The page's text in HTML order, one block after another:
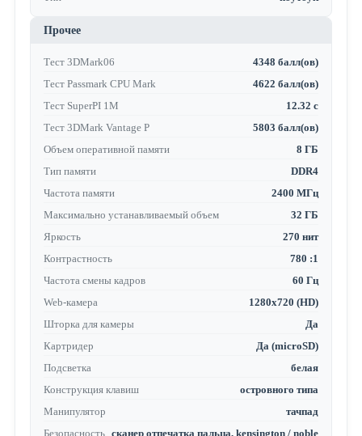
Прочее
Тест 3DMark06
4348 балл(ов)
Тест Passmark CPU Mark
4622 балл(ов)
Тест SuperPI 1M
12.32 с
Тест 3DMark Vantage P
5803 балл(ов)
Объем оперативной памяти
8 ГБ
Тип памяти
DDR4
Частота памяти
2400 МГц
Максимально устанавливаемый объем
32 ГБ
Яркость
270 нит
Контрастность
780 :1
Частота смены кадров
60 Гц
Web-камера
1280x720 (HD)
Шторка для камеры
Да
Картридер
Да (microSD)
Подсветка
белая
Конструкция клавиш
островного типа
Манипулятор
тачпад
Безопасность сканер отпечатка пальца, kensington / noble